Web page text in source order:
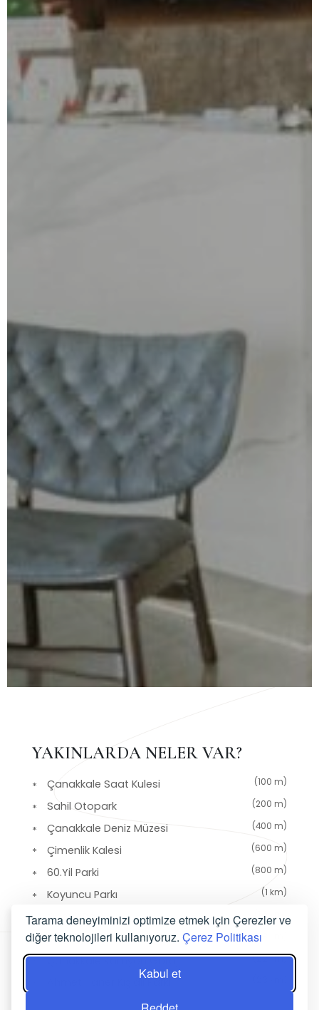
Tarama deneyiminizi optimize etmek için Çerezler ve
diğer teknolojileri kullanıyoruz. Çerez Politikası
Kabul et
YAKINLARDA NELER VAR?
Çanakkale Saat Kulesi (100 m)
Sahil Otopark (200 m)
Çanakkale Deniz Müzesi (400 m)
Çimenlik Kalesi (600 m)
60.Yil Parki (800 m)
Koyuncu Parkı (1 km)
Çocuk Parkı (1,6 km)
Sarıçay Koşu Yolu (1,8 km)
Çanakkale Kamyon Garajı (2,2 km)
Ahmet Taner Kışlalı Parkı